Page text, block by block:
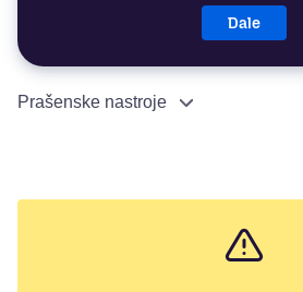
Dale
Prašenske nastroje